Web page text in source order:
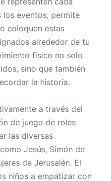
los eventos, permite
coloquen estas
alrededor de tu
físico no solo
sino que también
la historia.
a través del
de juego de roles
las diversas
Jesús, Simón de
de Jerusalén. El
niños a empatizar con